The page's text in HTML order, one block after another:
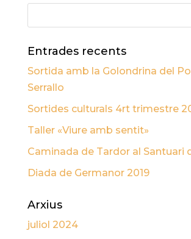
Entrades recents
Sortida amb la Golondrina del
Serrallo
Sortides culturals 4rt trimestre
Taller «Viure amb sentit»
Caminada de Tardor al Santuari
Diada de Germanor 2019
Arxius
juliol 2024